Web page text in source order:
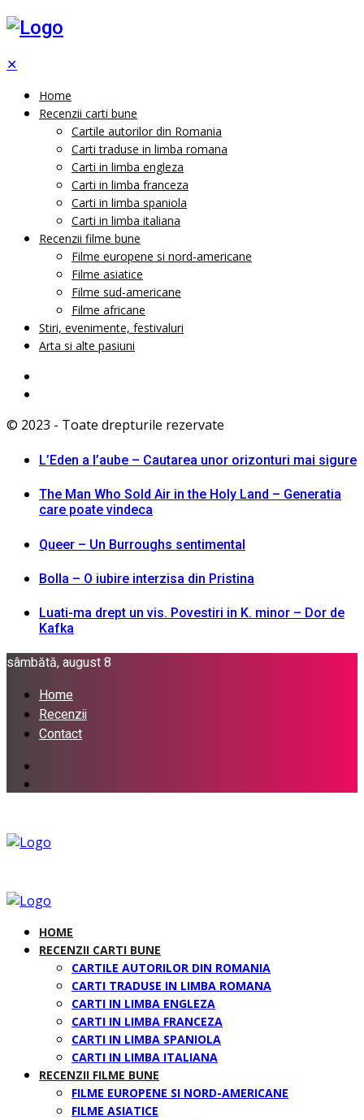
✕
Home
Recenzii carti bune
Cartile autorilor din Romania
Carti traduse in limba romana
Carti in limba engleza
Carti in limba franceza
Carti in limba spaniola
Carti in limba italiana
Recenzii filme bune
Filme europene si nord-americane
Filme asiatice
Filme sud-americane
Filme africane
Stiri, evenimente, festivaluri
Arta si alte pasiuni
© 2023 - Toate drepturile rezervate
L’Eden a I’aube – Cautarea unor orizonturi mai sigure
The Man Who Sold Air in the Holy Land – Generatia
care poate vindeca
Queer – Un Burroughs sentimental
Bolla – O iubire interzisa din Pristina
Luati-ma drept un vis. Povestiri in K. minor – Dor de
Kafka
sâmbătă, august 8
Home
Recenzii
Contact
HOME
RECENZII CARTI BUNE
CARTILE AUTORILOR DIN ROMANIA
CARTI TRADUSE IN LIMBA ROMANA
CARTI IN LIMBA ENGLEZA
CARTI IN LIMBA FRANCEZA
CARTI IN LIMBA SPANIOLA
CARTI IN LIMBA ITALIANA
RECENZII FILME BUNE
FILME EUROPENE SI NORD-AMERICANE
FILME ASIATICE